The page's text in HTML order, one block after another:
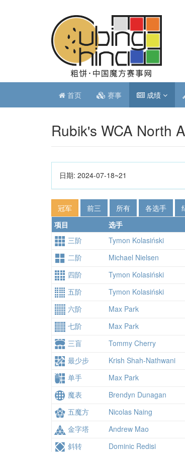
首页 赛事 成绩
Rubik's WCA North
日期: 2024-07-18~21
冠军 前三 所有 各选手
项目
选手
三阶
Tymon Kolasiński
二阶 Michael Nielsen
四阶 Tymon Kolasiński
五阶 Tymon Kolasiński
六阶 Max Park
七阶 Max Park
三盲 Tommy Cherry
最少步 Krish Shah-Nathwani
单手 Max Park
魔表 Brendyn Dunagan
五魔方 Nicolas Naing
金字塔 Andrew Mao
斜转 Dominic Redisi